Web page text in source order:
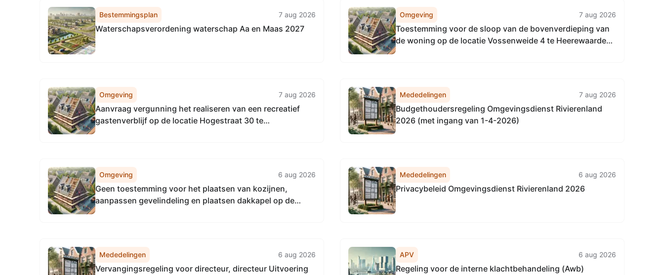
Bestemmingsplan 7 aug 2026
Waterschapsverordening waterschap Aa en Maas 2027
Omgeving 7 aug 2026
Toestemming voor de sloop van de bovenverdieping van
de woning op de locatie Vossenweide 4 te Heerewaarden
Omgeving 7 aug 2026
Aanvraag vergunning het realiseren van een recreatief
gastenverblijf op de locatie Hogestraat 30 te
Mededelingen 7 aug 2026
Budgethoudersregeling Omgevingsdienst Rivierenland
2026 (met ingang van 1-4-2026)
Omgeving 6 aug 2026
Geen toestemming voor het plaatsen van kozijnen,
aanpassen gevelindeling en plaatsen dakkapel op de
Mededelingen 6 aug 2026
Privacybeleid Omgevingsdienst Rivierenland 2026
Mededelingen 6 aug 2026
Vervangingsregeling voor directeur, directeur Uitvoering
APV 6 aug 2026
Regeling voor de interne klachtbehandeling (Awb)